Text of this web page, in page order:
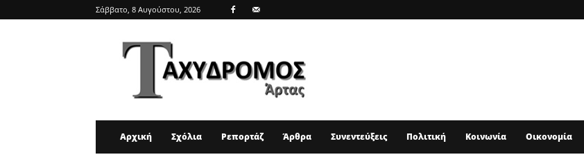
Σάββατο, 8 Αυγούστου, 2026
ΤΑΧΥΔΡΟΜΟΣ
Αρχική Σχόλια Ρεπορτάζ Άρθρα Συνεντεύξεις Πολιτική Κοινωνία Οικονομία